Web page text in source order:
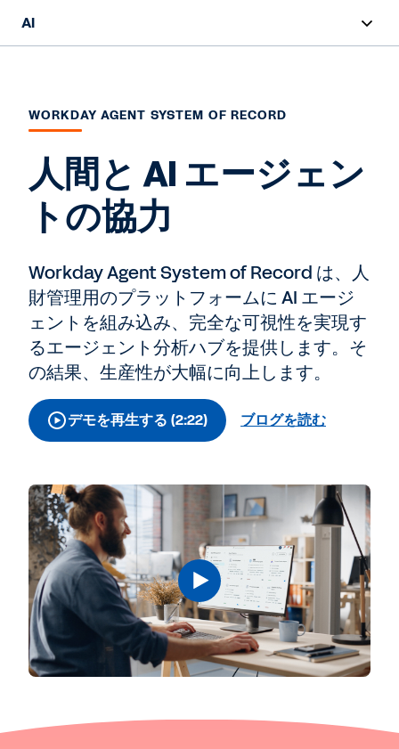
AI
Sana
Agent System of Record
エージェント
責任ある AI
価格設定
AI マスタークラス
レポート
AI トピック
WORKDAY AGENT SYSTEM OF RECORD
人間と AI エージェン
トの協力
Workday Agent System of Record は、人
財管理用のプラットフォームに AI エージ
ェントを組み込み、完全な可視性を実現す
るエージェント分析ハブを提供します。そ
の結果、生産性が大幅に向上します。
デモを再生する (2:22) ブログを読む